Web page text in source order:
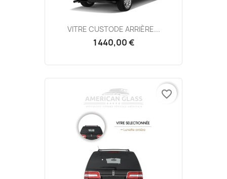
VITRE CUSTODE ARRIÈRE...
1 440,00 €
favorite_border